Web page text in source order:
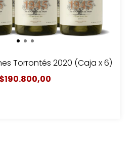
Torrontés 2020 (Caja x 6)
$190.800,00